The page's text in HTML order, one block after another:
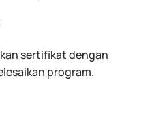
sertifikat dengan
program.